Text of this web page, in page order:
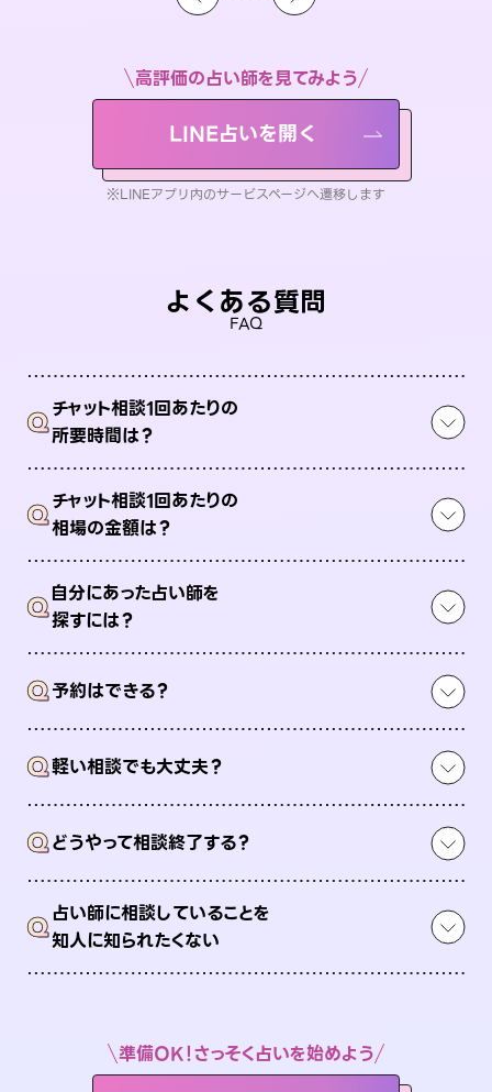
高評価の占い師を見てみよう
LINE占いを開く
※LINEアプリ内のサービスページへ遷移します
よくある質問
FAQ
Qチャット相談1回あたりの
所要時間は？
Qチャット相談1回あたりの
相場の金額は？
Q自分にあった占い師を
探すには？
Q予約はできる？
Q軽い相談でも大丈夫？
Qどうやって相談終了する？
Q占い師に相談していることを
知人に知られたくない
準備OK！さっそく占いを始めよう